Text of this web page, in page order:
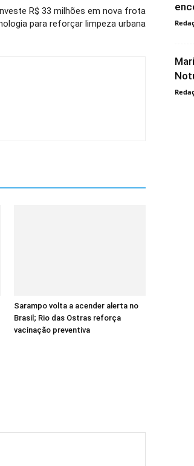
R$ 33 milhões em nova frota
para reforçar limpeza urbana
Sarampo volta a acender alerta no
Brasil; Rio das Ostras reforça
vacinação preventiva